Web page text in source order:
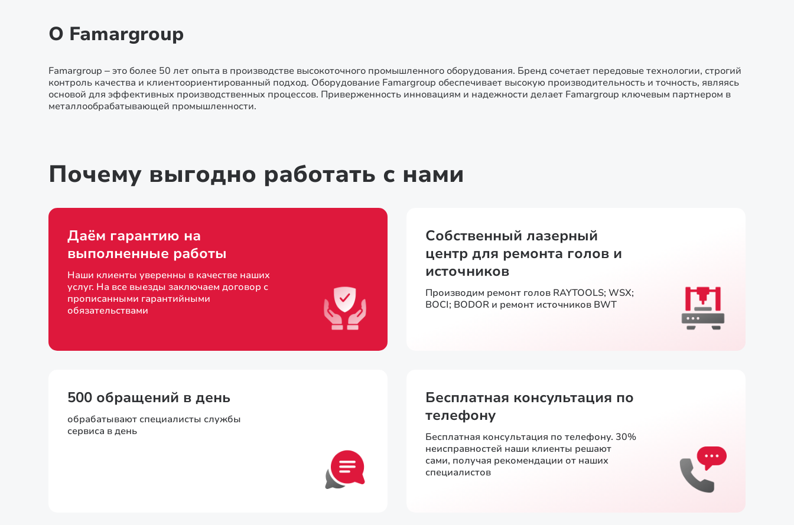
О Famargroup
Famargroup – это более 50 лет опыта в производстве высокоточного промышленного оборудования. Бренд сочетает передовые технологии, строгий
контроль качества и клиентоориентированный подход. Оборудование Famargroup обеспечивает высокую производительность и точность, являясь
основой для эффективных производственных процессов. Приверженность инновациям и надежности делает Famargroup ключевым партнером в
металлообрабатывающей промышленности.
Почему выгодно работать с нами
Даём гарантию на
выполненные работы
Наши клиенты уверенны в качестве наших
услуг. На все выезды заключаем договор с
прописанными гарантийными
обязательствами
Собственный лазерный
центр для ремонта голов и
источников
Производим ремонт голов RAYTOOLS; WSX;
BOCI; BODOR и ремонт источников BWT
500 обращений в день
обрабатывают специалисты службы
сервиса в день
Бесплатная консультация по
телефону
Бесплатная консультация по телефону. 30%
неисправностей наши клиенты решают
сами, получая рекомендации от наших
специалистов